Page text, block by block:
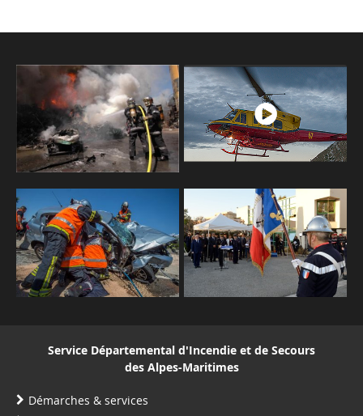
Service Départemental d'Incendie et de Secours
des Alpes-Maritimes
Démarches & services